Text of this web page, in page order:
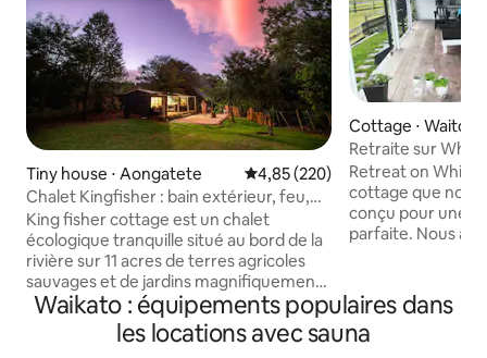
Tiny house ⋅ Aongatete Évaluation moyenne sur la
4,85 (220)
Chalet Kingfisher : bain extérieur, feu,
sauna
King fisher cottage est un chalet
écologique tranquille situé au bord de la
rivière sur 11 acres de terres agricoles
sauvages et de jardins magnifiquement
paysagers qui offrent une intimité
bain semi-extérieure pour se baigner
Cottage ⋅ Waitoki
Retraite sur Whitehills
romantique
Retreat on
cottage que nous
conçu pour une
parfaite. Nous
de la campagne,
un spa de luxe et
Luxe,
Waikato : équipements populaires dans
les locations avec sauna